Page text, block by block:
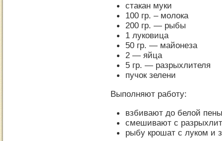
стакан муки
100 гр. – молока
200 гр. — рыбы
1 луковица
50 гр. — майонеза
2 — яйца
5 гр. — разрыхлителя
пучок зелени
Выполняют работу:
взбивают до белой
смешивают с
рыбу крошат с луком и